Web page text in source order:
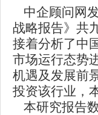
中企顾问网
战略报告》共
接着分析了中
市场运行态势
机遇及发展前
投资该行业，
本研究报告